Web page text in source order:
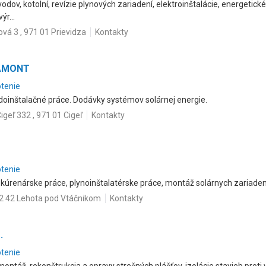
kotolní, revízie plynových zariadení, elektroinštalácie,
3 , 971 01 Prievidza
Kontakty
práce. Dodávky systémov solárnej energie.
332 , 971 01 Cigeľ
Kontakty
práce, plynoinštalatérske práce, montáž solárnych
42 Lehota pod Vtáčnikom
Kontakty